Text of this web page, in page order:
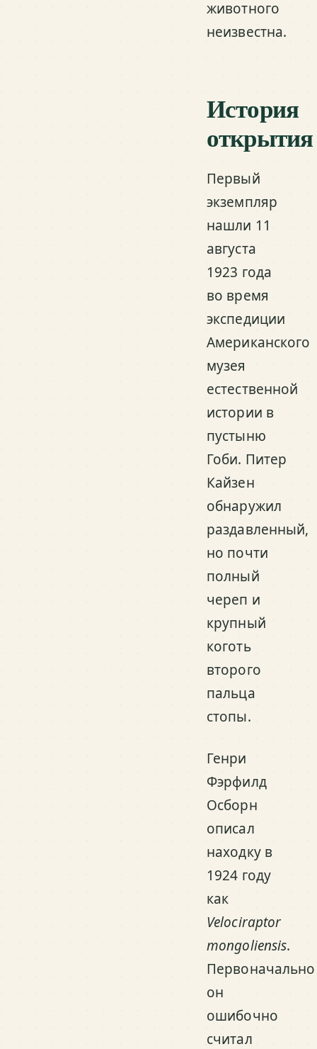
животного
неизвестна.
История
открытия
Первый
экземпляр
нашли 11
августа
1923 года
во время
экспедиции
Американского
музея
естественной
истории в
пустыню
Гоби. Питер
Кайзен
обнаружил
раздавленный,
но почти
полный
череп и
крупный
коготь
второго
пальца
стопы.
Генри
Фэрфилд
Осборн
описал
находку в
1924 году
как
Velociraptor
mongoliensis.
Первоначально
он
ошибочно
считал